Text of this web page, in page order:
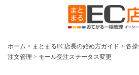
ホーム > まとまるEC店長の始め方ガイド > 各
注文管理 > モール受注ステータス変更